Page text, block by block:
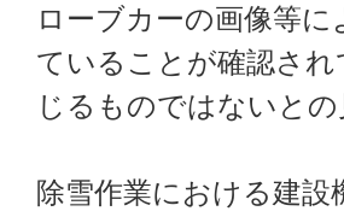
ローブカーの画像等
ていることが確認さ
じるものではないと
除雪作業における建